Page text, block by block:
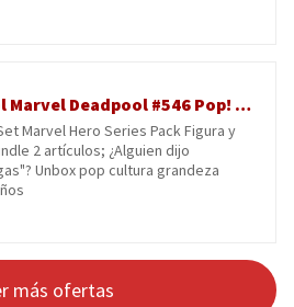
Loot Pool Marvel Deadpool #546 Pop! Vinilo incluido con mini figura de Marvel, personaje Chimichanga, 2 artículos
Marvel Hero Series Pack Figura y
2 artículos; ¿Alguien dijo
Unbox pop cultura grandeza
más ofertas